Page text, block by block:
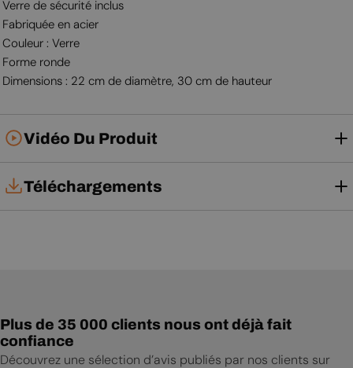
Verre de sécurité inclus
Fabriquée en acier
Couleur : Verre
Forme ronde
Dimensions : 22 cm de diamètre, 30 cm de hauteur
Vidéo Du Produit
Téléchargements
Plus de 35 000 clients nous ont déjà fait
confiance
Découvrez une sélection d’avis publiés par nos clients sur